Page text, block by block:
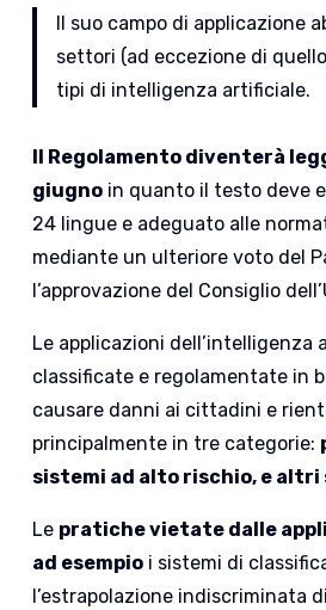
Il suo campo di applicazione
settori (ad eccezione di quello
tipi di intelligenza artificiale.
Il Regolamento diventerà
giugno in quanto il testo deve
24 lingue e adeguato alle
mediante un ulteriore voto del
l’approvazione del Consiglio
Le applicazioni dell’intelligenza
classificate e regolamentate in
causare danni ai cittadini e
principalmente in tre categorie:
sistemi ad alto rischio, e altri
Le pratiche vietate dalle
ad esempio i sistemi di
l’estrapolazione indiscriminata